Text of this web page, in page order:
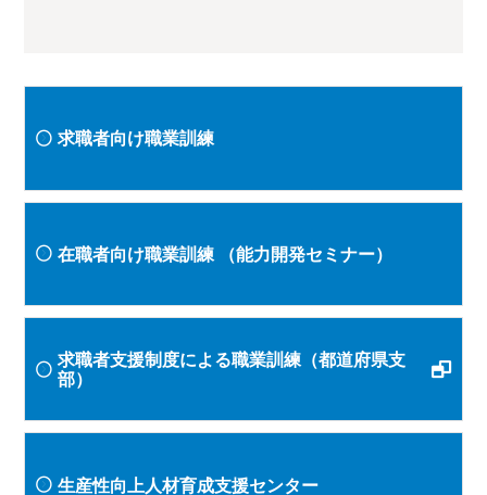
求職者向け職業訓練
在職者向け職業訓練 （能力開発セミナー）
求職者支援制度による職業訓練（都道府県支
部）
生産性向上人材育成支援センター